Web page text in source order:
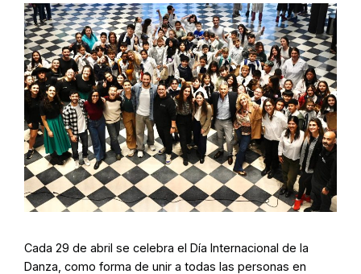
Cada 29 de abril se celebra el Día Internacional de la
Danza, como forma de unir a todas las personas en